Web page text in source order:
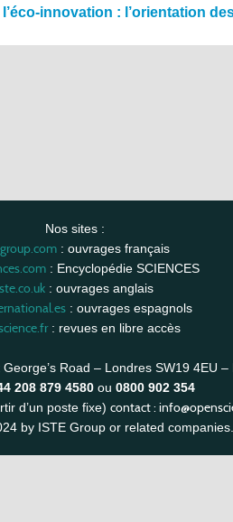
innovation : l’orientation
Nos sites :
: ouvrages français
: Encyclopédie SCIENCES
: ouvrages anglais
: ouvrages espagnols
: revues en libre accès
Road – Londres SW19 4EU
208 879 4580 ou 0800 902 354
d’un poste fixe) contact :
by ISTE Group or related companies.